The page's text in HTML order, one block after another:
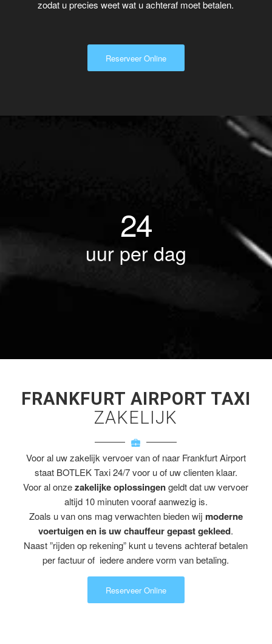
zodat u precies weet wat u achteraf moet betalen.
Reserveer Online
24
uur per dag
FRANKFURT AIRPORT TAXI
ZAKELIJK
Voor al uw zakelijk vervoer van of naar Frankfurt Airport
staat BOTLEK Taxi 24/7 voor u of uw clienten klaar.
Voor al onzezakelijke oplossingengeldt dat uw vervoer
altijd 10 minuten vooraf aanwezig is.
Zoals u van ons mag verwachten bieden wij moderne
voertuigen en is uw chauffeur gepast gekleed.
Naast ”rijden op rekening” kunt u tevens achteraf betalen
per factuur of iedere andere vorm van betaling.
Reserveer Online